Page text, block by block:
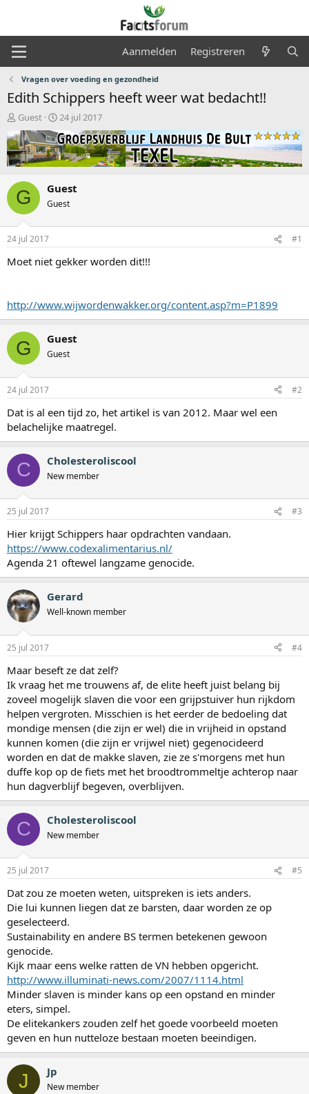
Aanmelden Registreren
Vragen over voeding en gezondheid
Edith Schippers heeft weer wat bedacht!!
O
n
d
e
r
w
e
r
p
s
t
r
r
Guest
S
a
r
t
a
t
m
24 jul 2017
G Guest
Guest
24 jul 2017 #1
Moet niet gekker worden dit!!!
http://www.wijwordenwakker.org/content.asp?m=P1899
G Guest
Guest
24 jul 2017 #2
Dat is al een tijd zo, het artikel is van 2012. Maar wel een
belachelijke maatregel.
C Cholesteroliscool
New member
25 jul 2017 #3
Hier krijgt Schippers haar opdrachten vandaan.
https://www.codexalimentarius.nl/
Agenda 21 oftewel langzame genocide.
Gerard
Well-known member
25 jul 2017 #4
Maar beseft ze dat zelf?
Ik vraag het me trouwens af, de elite heeft juist belang bij
zoveel mogelijk slaven die voor een grijpstuiver hun rijkdom
helpen vergroten. Misschien is het eerder de bedoeling dat
mondige mensen (die zijn er wel) die in vrijheid in opstand
kunnen komen (die zijn er vrijwel niet) gegenocideerd
worden en dat de makke slaven, zie ze s'morgens met hun
duffe kop op de fiets met het broodtrommeltje achterop naar
hun dagverblijf begeven, overblijven.
C Cholesteroliscool
New member
25 jul 2017 #5
Dat zou ze moeten weten, uitspreken is iets anders.
Die lui kunnen liegen dat ze barsten, daar worden ze op
geselecteerd.
Sustainability en andere BS termen betekenen gewoon
genocide.
Kijk maar eens welke ratten de VN hebben opgericht.
http://www.illuminati-news.com/2007/1114.html
Minder slaven is minder kans op een opstand en minder
eters, simpel.
De elitekankers zouden zelf het goede voorbeeld moeten
geven en hun nutteloze bestaan moeten beeindigen.
J Jp
New member